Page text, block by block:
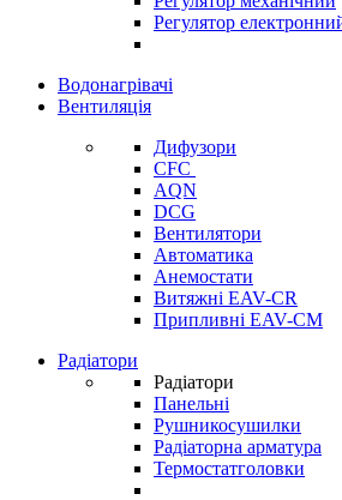
Регулятор
Водонагрівачі
Вентиляція
Дифузори
CFC
AQN
DCG
Вентилятори
Автоматика
Анемостати
Витяжні EAV-CR
Припливні EAV-CM
Радіатори
Радіатори
Панельні
Рушникосушилки
Радіаторна арматура
Термостатголовки